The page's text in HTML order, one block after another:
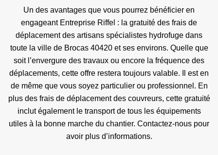
Un des avantages que vous pourrez bénéficier en
engageant Entreprise Riffel : la gratuité des frais de
déplacement des artisans spécialistes hydrofuge dans
toute la ville de Brocas 40420 et ses environs. Quelle que
soit l’envergure des travaux ou encore la fréquence des
déplacements, cette offre restera toujours valable. Il est en
de même que vous soyez particulier ou professionnel. En
plus des frais de déplacement des couvreurs, cette gratuité
inclut également le transport de tous les équipements
utiles à la bonne marche du chantier. Contactez-nous pour
avoir plus d’informations.